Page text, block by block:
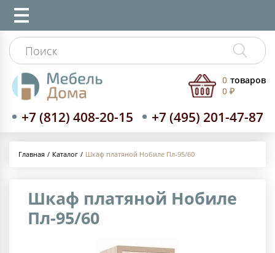
+7 (812) 408-20-15 +7 (495) 201-47-87
0 товаров
0 ₽
Главная Каталог Шкаф платяной Нобиле Пл-95/60
Шкаф платяной Нобиле
Пл-95/60